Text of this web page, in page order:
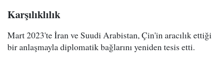
Karşılıklılık
Mart 2023'te İran ve Suudi Arabistan, Çin'in aracılık ettiği
bir anlaşmayla diplomatik bağlarını yeniden tesis etti.